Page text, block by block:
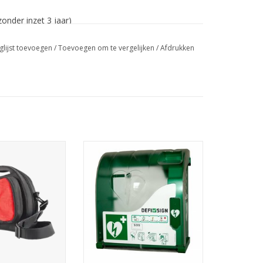
inzet 3 jaar)
vervanging van batterij en electroden.
toevoegen /Toevoegen om te vergelijken /Afdrukken
WINKELWAGEN
Binnen het DefiSign assortiment
is er ook een buitenkast
beschikbaar; de DefiSign AED
Buitenkast 200.
TOEVOEGEN AAN WINKELWAGEN